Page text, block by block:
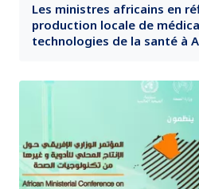
Les ministres africains en
production locale de
technologies de la santé à